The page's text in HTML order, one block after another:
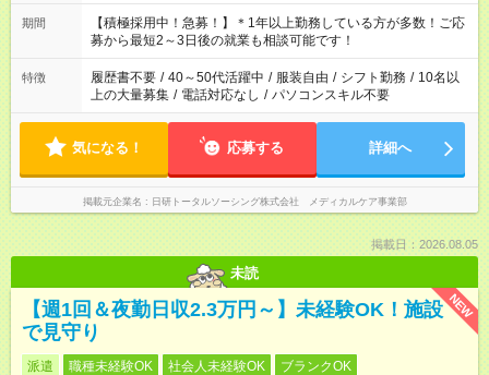
い」 「余裕を持って夕飯の準備がしたい」 「できれば残業はし
たくない」 など、ご希望を教えてくださいね。 ※Wワーク希望
の方へ 今ご覧のお仕事で希望する勤務時間と、もう1つのお仕事
の勤務時間。 合計で週40時間を超える場合は応募できません。
期間
【積極採用中！急募！】＊1年以上勤務している方が多数！ご応
募から最短2～3日後の就業も相談可能です！
特徴 履歴書不要 / 40～50代活躍中 / 服装自由 / シフト勤務 / 10名以
上の大量募集 / 電話対応なし / パソコンスキル不要
気になる！ 応募する 詳細へ
掲載元企業名 日研トータルソーシング株式会社 メディカルケア事業部
掲載日：2026.08.05
未読
NEW
【週1回＆夜勤日収2.3万円～】未経験OK！施設
で見守り
派遣 職種未経験OK 社会人未経験OK
ブランクOK